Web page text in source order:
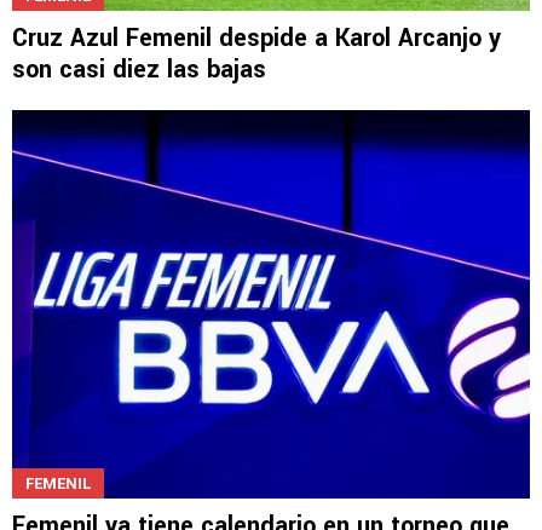
Cruz Azul Femenil despide a Karol Arcanjo y
son casi diez las bajas